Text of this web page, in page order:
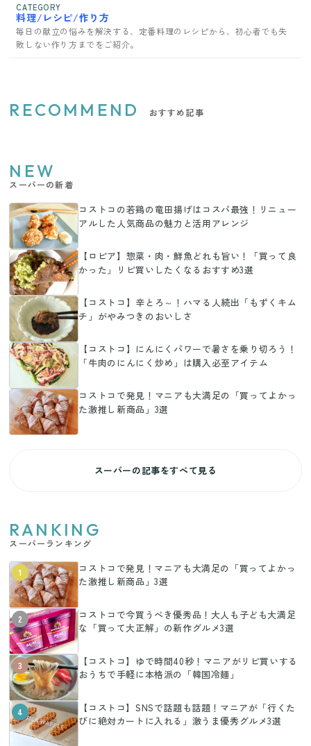
CATEGORY
料理/レシピ/作り方
毎日の献立の悩みを解決する、定番料理のレシピから、初心者でも失
敗しない作り方までをご紹介。
RECOMMEND おすすめ記事
NEW
スーパーの新着
コストコの若鶏の竜田揚げはコスパ最強！リニュー
アルした人気商品の魅力と活用アレンジ
【ロピア】惣菜・肉・鮮魚どれも旨い！「買って良
かった」リピ買いしたくなるおすすめ3選
【コストコ】辛とろ～！ハマる人続出「もずくキム
チ」がやみつきのおいしさ
【コストコ】にんにくパワーで暑さを乗り切ろう！
「牛肉のにんにく炒め」は購入必至アイテム
コストコで発見！マニアも大満足の「買ってよかっ
た激推し新商品」3選
スーパーの記事をすべて見る
RANKING
スーパーランキング
1
コストコで発見！マニアも大満足の「買ってよかっ
た激推し新商品」3選
2
コストコで今買うべき優秀品！大人も子ども大満足
な「買って大正解」の新作グルメ3選
3
【コストコ】ゆで時間40秒！マニアがリピ買いする
おうちで手軽に本格派の「韓国冷麺」
4
【コストコ】SNSで話題も話題！マニアが「行くた
びに絶対カートに入れる」激うま優秀グルメ3選